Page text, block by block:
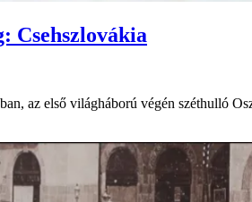
Csehszlovákia
az első világháború végén széthulló